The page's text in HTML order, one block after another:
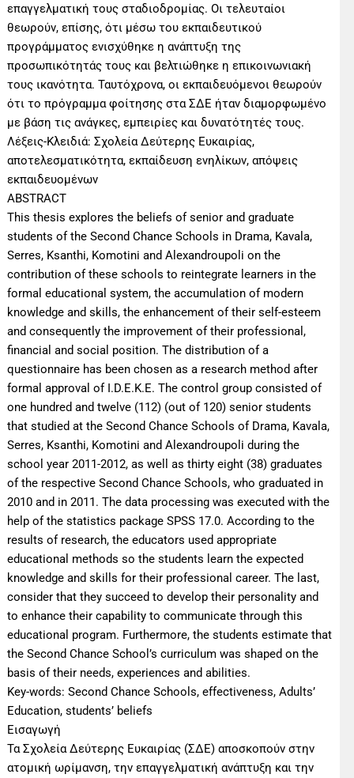
επαγγελματική τους σταδιοδρομίας. Οι τελευταίοι
θεωρούν, επίσης, ότι μέσω του εκπαιδευτικού
προγράμματος ενισχύθηκε η ανάπτυξη της
προσωπικότητάς τους και βελτιώθηκε η επικοινωνιακή
τους ικανότητα. Ταυτόχρονα, οι εκπαιδευόμενοι θεωρούν
ότι το πρόγραμμα φοίτησης στα ΣΔΕ ήταν διαμορφωμένο
με βάση τις ανάγκες, εμπειρίες και δυνατότητές τους.
Λέξεις-Κλειδιά: Σχολεία Δεύτερης Ευκαιρίας,
αποτελεσματικότητα, εκπαίδευση ενηλίκων, απόψεις
εκπαιδευομένων
ABSTRACT
This thesis explores the beliefs of senior and graduate
students of the Second Chance Schools in Drama, Kavala,
Serres, Ksanthi, Komotini and Alexandroupoli on the
contribution of these schools to reintegrate learners in the
formal educational system, the accumulation of modern
knowledge and skills, the enhancement of their self-esteem
and consequently the improvement of their professional,
financial and social position. The distribution of a
questionnaire has been chosen as a research method after
formal approval of I.D.E.K.E. The control group consisted of
one hundred and twelve (112) (out of 120) senior students
that studied at the Second Chance Schools of Drama, Kavala,
Serres, Ksanthi, Komotini and Alexandroupoli during the
school year 2011-2012, as well as thirty eight (38) graduates
of the respective Second Chance Schools, who graduated in
2010 and in 2011. The data processing was executed with the
help of the statistics package SPSS 17.0. According to the
results of research, the educators used appropriate
educational methods so the students learn the expected
knowledge and skills for their professional career. The last,
consider that they succeed to develop their personality and
to enhance their capability to communicate through this
educational program. Furthermore, the students estimate that
the Second Chance School’s curriculum was shaped on the
basis of their needs, experiences and abilities.
Key-words: Second Chance Schools, effectiveness, Adults’
Education, students’ beliefs
Εισαγωγή
Τα Σχολεία Δεύτερης Ευκαιρίας (ΣΔΕ) αποσκοπούν στην
ατομική ωρίμανση, την επαγγελματική ανάπτυξη και την